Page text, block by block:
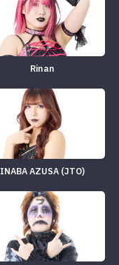
Rinan
INABA AZUSA (JTO)